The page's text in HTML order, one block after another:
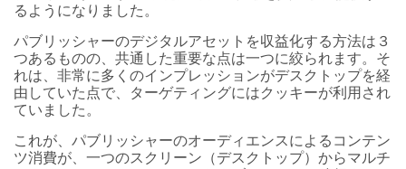
るようになりました。
パブリッシャーのデジタルアセットを収益化する方法は３
つあるものの、共通した重要な点は一つに絞られます。そ
れは、非常に多くのインプレッションがデスクトップを経
由していた点で、ターゲティングにはクッキーが利用され
ていました。
これが、パブリッシャーのオーディエンスによるコンテン
ツ消費が、一つのスクリーン（デスクトップ）からマルチ